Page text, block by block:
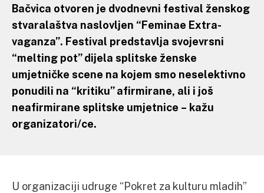
Bačvica otvoren je dvodnevni festival ženskog
stvaralaštva naslovljen “Feminae Extra-
vaganza”. Festival predstavlja svojevrsni
“melting pot” dijela splitske ženske
umjetničke scene na kojem smo neselektivno
ponudili na “kritiku” afirmirane, ali i još
neafirmirane splitske umjetnice – kažu
organizatori/ce.
U organizaciji udruge “Pokret za kulturu mladih”